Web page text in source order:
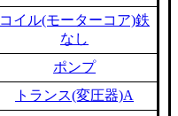
コイル(モーターコア)鉄
なし
ポンプ
トランス(変圧器)A